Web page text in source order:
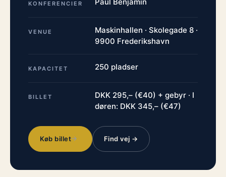
KONFERENCIER
VENUE
Maskinhallen · Skolegade 8 ·
9900 Frederikshavn
KAPACITET 250 pladser
BILLET
DKK 295,– (€40) + gebyr · I
døren: DKK 345,– (€47)
Køb billet→ Find vej →